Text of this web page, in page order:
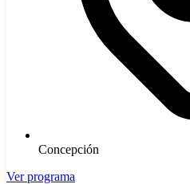
Concepción
Ver programa